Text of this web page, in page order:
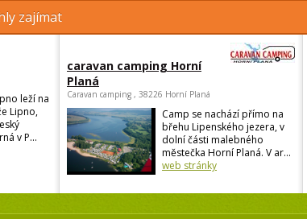
zajímat
leží na
Lipno,
v P...
caravan camping Horní
Planá
Caravan camping , 38226 Horní Planá
Camp se nachází přímo na
břehu Lipenského jezera, v
dolní části malebného
městečka Horní Planá. V ar...
web stránky